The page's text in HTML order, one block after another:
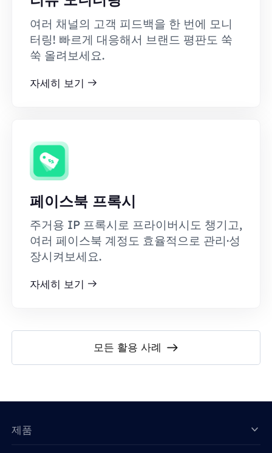
여러 채널의 고객 피드백을 한 번에 모니
터링! 빠르게 대응해서 브랜드 평판도 쑥
쑥 올려보세요.
자세히 보기
페이스북 프록시
주거용 IP 프록시로 프라이버시도 챙기고,
여러 페이스북 계정도 효율적으로 관리·성
장시켜보세요.
자세히 보기
모든 활용 사례
제품